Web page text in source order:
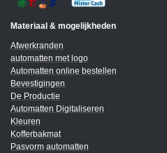
Materiaal & mogelijkheden
Afwerkranden
automatten met logo
Automatten online bestellen
Bevestigingen
De Productie
Automatten Digitaliseren
Kleuren
Kofferbakmat
Pasvorm automatten